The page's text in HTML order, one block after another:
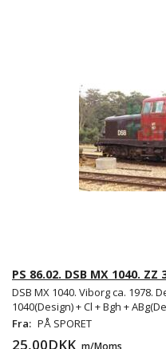
PS 86.02. DSB MX 1040. ZZ
DSB MX 1040. Viborg ca.
1040(Design) + Cl + Bgh +
Fra: PÅ SPORET
25,00DKK m/Moms